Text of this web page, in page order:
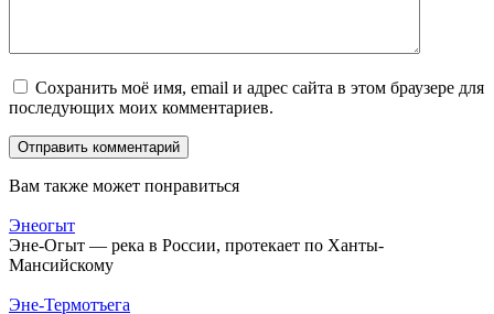
Сохранить моё имя, email и адрес сайта в этом браузере для
последующих моих комментариев.
Вам также может понравиться
Энеогыт
Эне-Огыт — река в России, протекает по Ханты-
Мансийскому
Эне-Термотъега